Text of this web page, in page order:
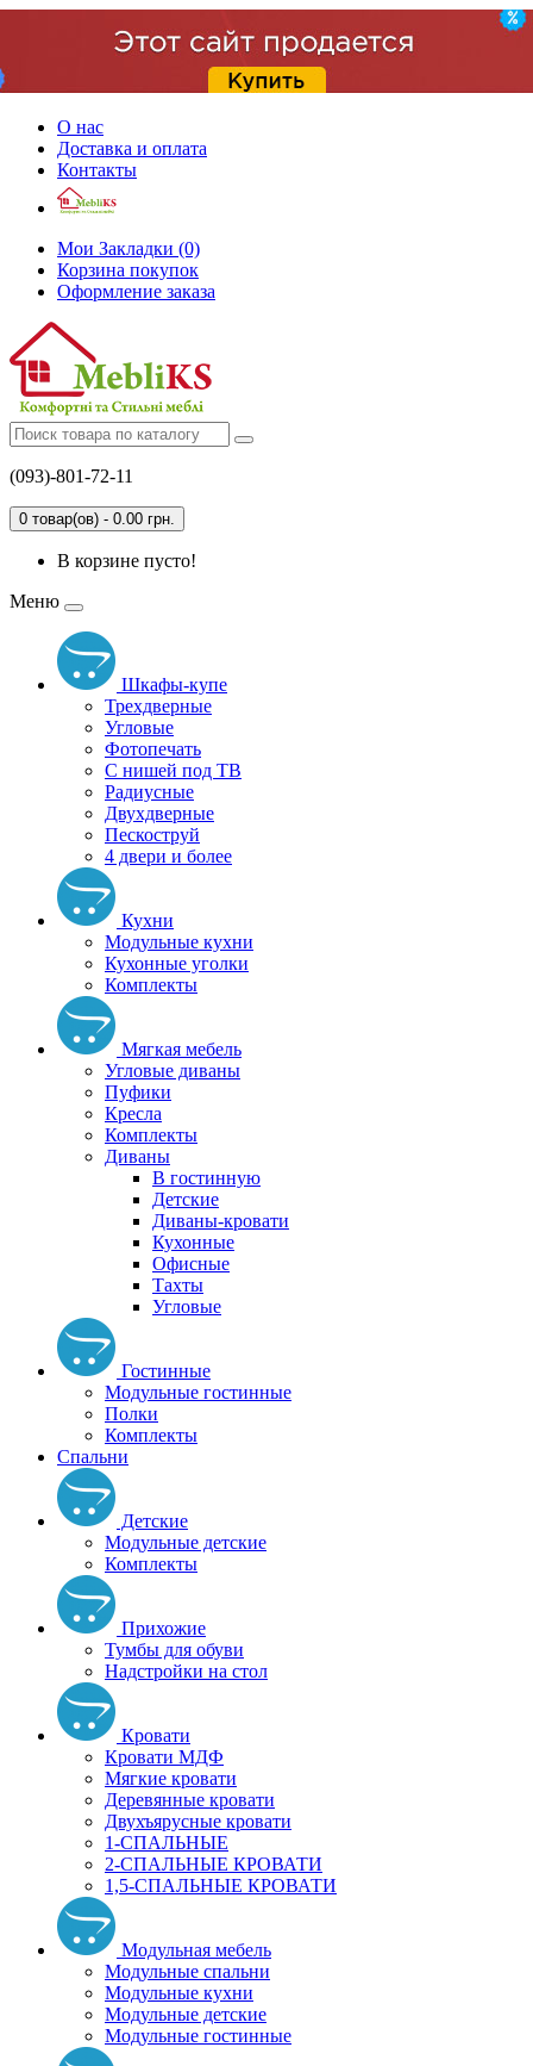
О нас
Доставка и оплата
Контакты
Мои Закладки (0)
Корзина покупок
Оформление заказа
(093)-801-72-11
0 товар(ов) - 0.00 грн.
В корзине пусто!
Меню
Шкафы-купе
Трехдверные
Угловые
Фотопечать
С нишей под ТВ
Радиусные
Двухдверные
Пескоструй
4 двери и более
Кухни
Модульные кухни
Кухонные уголки
Комплекты
Мягкая мебель
Угловые диваны
Пуфики
Кресла
Комплекты
Диваны
В гостинную
Детские
Диваны-кровати
Кухонные
Офисные
Тахты
Угловые
Гостинные
Модульные гостинные
Полки
Комплекты
Спальни
Детские
Модульные детские
Комплекты
Прихожие
Тумбы для обуви
Надстройки на стол
Кровати
Кровати МДФ
Мягкие кровати
Деревянные кровати
Двухъярусные кровати
1-СПАЛЬНЫЕ
2-СПАЛЬНЫЕ КРОВАТИ
1,5-СПАЛЬНЫЕ КРОВАТИ
Модульная мебель
Модульные спальни
Модульные кухни
Модульные детские
Модульные гостинные